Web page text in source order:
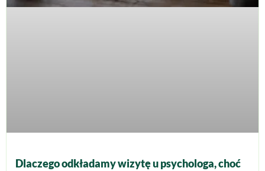
Dlaczego odkładamy wizytę u psychologa, choć